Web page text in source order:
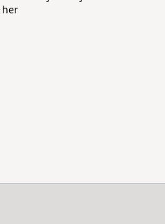
her